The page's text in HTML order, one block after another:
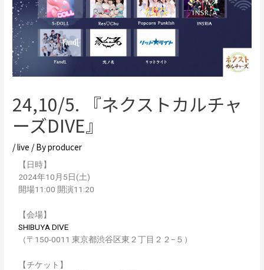
24,10/5. 『ネクストカルチャ
ーズDIVE』
/live / Byproducer
【日時】
2024年10月5日(土)
開場11:00 開演11:20
【会場】
SHIBUYA DIVE
（〒150-0011 東京都渋谷区東２丁目２２−５）
【チケット】